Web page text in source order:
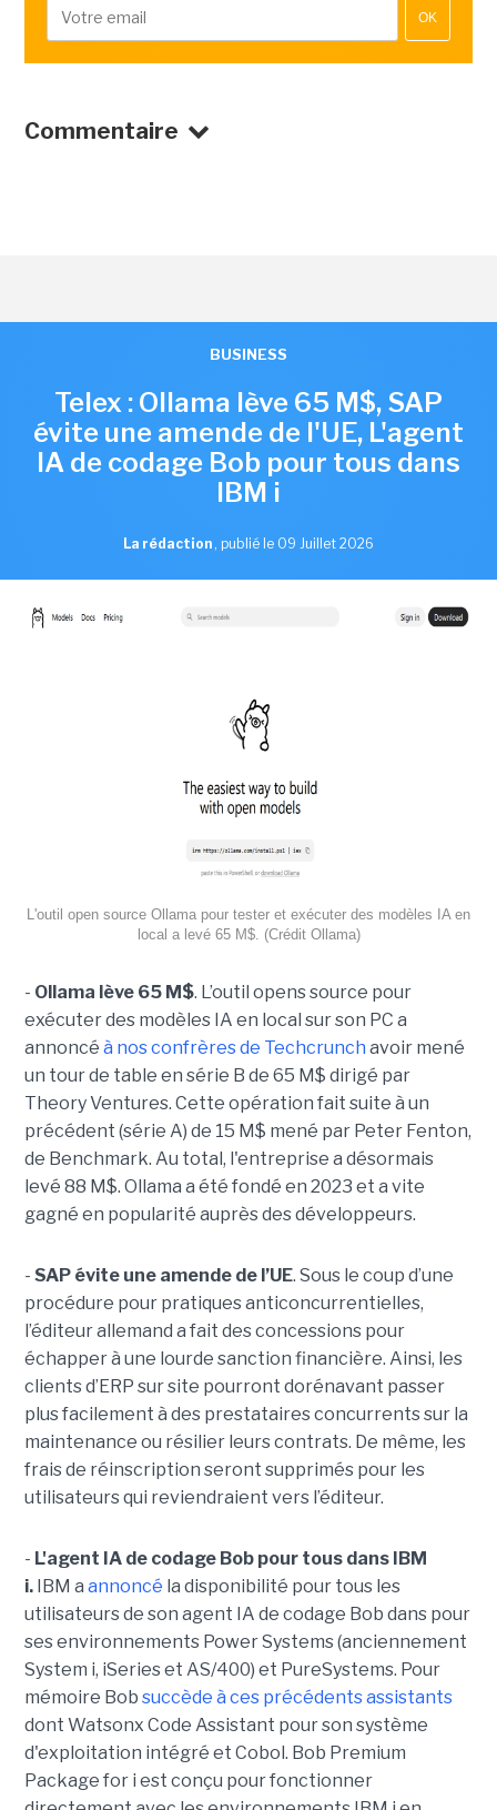
OK
Commentaire
BUSINESS
Telex : Ollama lève 65 M$, SAP
évite une amende de l'UE, L'agent
IA de codage Bob pour tous dans
IBM i
La rédaction , publié le 09 Juillet 2026
L'outil open source Ollama pour tester et exécuter des modèles IA en
local a levé 65 M$. (Crédit Ollama)
- Ollama lève 65 M$. L’outil opens source pour
exécuter des modèles IA en local sur son PC a
annoncé à nos confrères de Techcrunch avoir mené
un tour de table en série B de 65 M$ dirigé par
Theory Ventures. Cette opération fait suite à un
précédent (série A) de 15 M$ mené par Peter Fenton,
de Benchmark. Au total, l'entreprise a désormais
levé 88 M$. Ollama a été fondé en 2023 et a vite
gagné en popularité auprès des développeurs.
- SAP évite une amende de l’UE. Sous le coup d’une
procédure pour pratiques anticoncurrentielles,
l’éditeur allemand a fait des concessions pour
échapper à une lourde sanction financière. Ainsi, les
clients d’ERP sur site pourront dorénavant passer
plus facilement à des prestataires concurrents sur la
maintenance ou résilier leurs contrats. De même, les
frais de réinscription seront supprimés pour les
utilisateurs qui reviendraient vers l’éditeur.
- L'agent IA de codage Bob pour tous dans IBM
i.IBM a annoncé la disponibilité pour tous les
utilisateurs de son agent IA de codage Bob dans pour
ses environnements Power Systems (anciennement
System i, iSeries et AS/400) et PureSystems. Pour
mémoire Bob succède à ces précédents assistants
dont Watsonx Code Assistant pour son système
d'exploitation intégré et Cobol. Bob Premium
Package for i est conçu pour fonctionner